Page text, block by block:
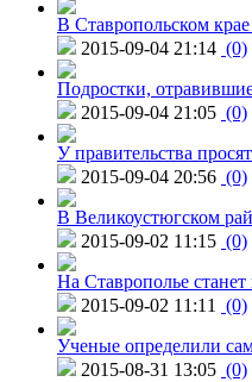
В Ставропольском
2015-09-04 21:14 (0)
Подростки,
2015-09-04 21:05 (0)
У правительства
2015-09-04 20:56 (0)
В Великоустюгском
2015-09-02 11:15 (0)
На Ставрополье
2015-09-02 11:11
(0)
Ученые определили
2015-08-31 13:05 (0)